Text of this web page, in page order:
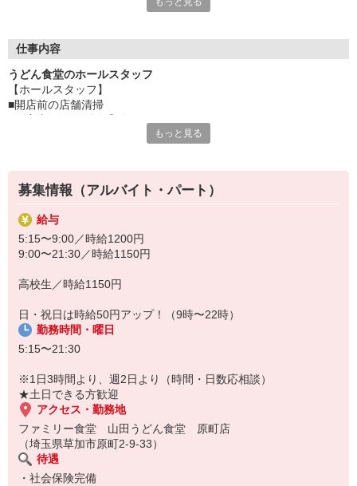
初めてで自信がない・・・そんな方もしっかり研修を行いますの
困った時はお店のみんなが助け合える、そんなファミリー食堂
山田うどん食堂で一緒にお仕事しましょう。
・・・お店のメニューが半額で食べられるのも、ちょっとうれし
仕事内容
うどん食堂のホールスタッフ
【ホールスタッフ】
■開店前の店舗清掃
お客様お一人おひとりに合わせたサービスを提供したい。
そんな想いから『ファミリー食堂 山田うどん食堂』のスタッフは
各業務を担当するのではなく、全ての仕事を分担して行っていま
す。
幅広いスキルが身に付きますよ。
もっと見る
募集情報（アルバイト・パート）
給与
5:15〜9:00／時給1200円
9:00〜21:30／時給1150円
高校生／時給1150円
日・祝日は時給50円アップ！（9時〜22時）
勤務時間・曜日
5:15〜21:30
※1日3時間より、週2日より（時間・日数応相談）
★土日できる方歓迎
アクセス・勤務地
ファミリー食堂 山田うどん食堂 原町店
（埼玉県草加市原町2-9-33）
待遇
・社会保険完備